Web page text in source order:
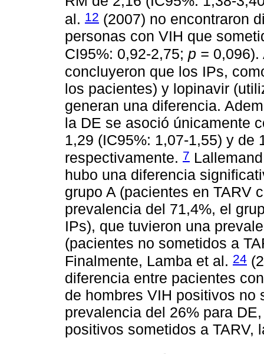
al. 12 (2007) no encontraron
personas con VIH que
CI95%: 0,92-2,75; p =
concluyeron que los IPs,
los pacientes) y lopinavir
generan una diferencia.
la DE se asoció únicamente
1,29 (IC95%: 1,07-1,55) y de
respectivamente. 7
hubo una diferencia
grupo A (pacientes en TARV
prevalencia del 71,4%, el
IPs), que tuvieron una
(pacientes no sometidos a
Finalmente, Lamba et al. 24
diferencia entre pacientes
de hombres VIH positivos no
prevalencia del 26% para
positivos sometidos a TARV,